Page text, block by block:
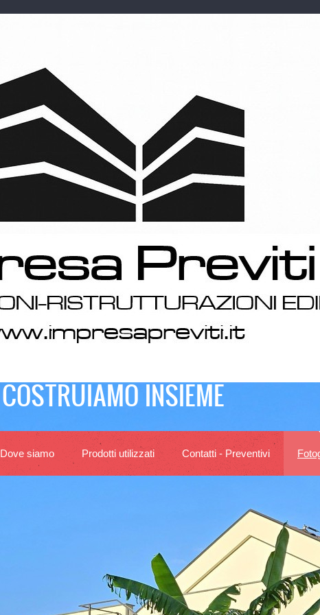
COSTRUIAMO INSIEME
Dove siamo Prodotti utilizzati Contatti - Preventivi